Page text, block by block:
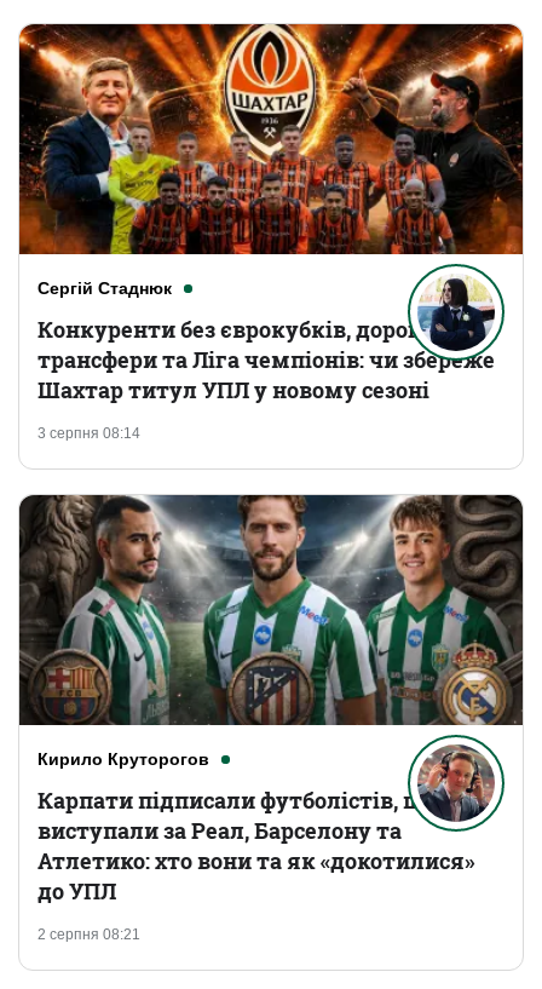
Сергій Стаднюк
3 серпня 08:14
Конкуренти без єврокубків, дорогі
трансфери та Ліга чемпіонів: чи збереже
Шахтар титул УПЛ у новому сезоні
Кирило Круторогов
2 серпня 08:21
Карпати підписали футболістів, що
виступали за Реал, Барселону та
Атлетико: хто вони та як «докотилися»
до УПЛ